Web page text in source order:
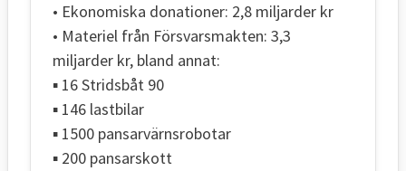
• Ekonomiska donationer: 2,8 miljarder kr
• Materiel från Försvarsmakten: 3,3
miljarder kr, bland annat:
▪ 16 Stridsbåt 90
▪ 146 lastbilar
▪ 1500 pansarvärnsrobotar
▪ 200 pansarskott